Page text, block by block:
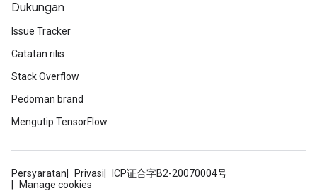
Dukungan
Issue Tracker
Catatan rilis
Stack Overflow
Pedoman brand
Mengutip TensorFlow
Persyaratan Privasi
ICP证合字B2-20070004号
Manage cookies